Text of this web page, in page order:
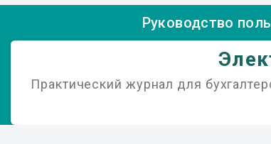
Руководство
Практический журнал для